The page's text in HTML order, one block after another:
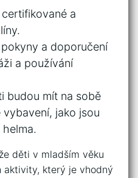
a
a doporučení
a používání
budou mít na sobě
jako jsou
děti⁢ v mladším věku
​který je vhodný